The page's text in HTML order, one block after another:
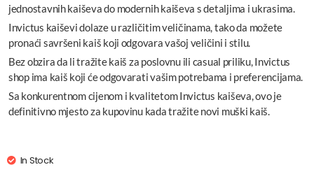
jednostavnih kaiševa do modernih kaiševa s detaljima i ukrasima.
Invictus kaiševi dolaze u različitim veličinama, tako da možete
pronaći savršeni kaiš koji odgovara vašoj veličini i stilu.
Bez obzira da li tražite kaiš za poslovnu ili casual priliku, Invictus
shop ima kaiš koji će odgovarati vašim potrebama i preferencijama.
Sa konkurentnom cijenom i kvalitetom Invictus kaiševa, ovo je
definitivno mjesto za kupovinu kada tražite novi muški kaiš.
In Stock